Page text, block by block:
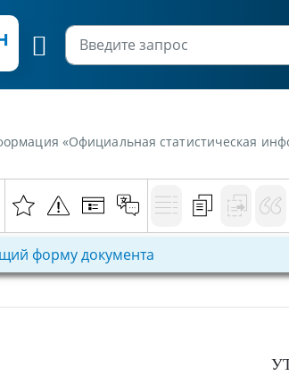
«Официальная статистическая информация
форму документа